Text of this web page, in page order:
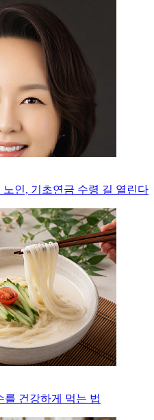
인, 기초연금 수령 길 열린다
를 건강하게 먹는 법